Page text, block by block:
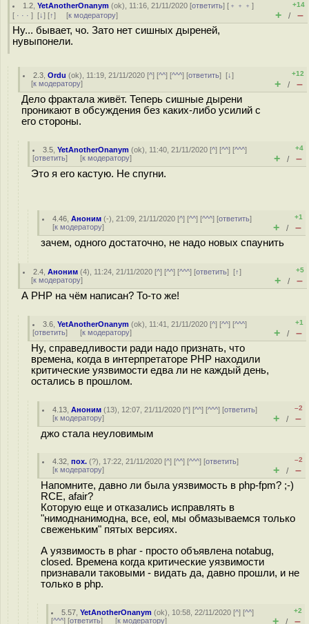
1.2 ,YetAnotherOnanym (ok), 11:16, 21/11/2020 [ответить] [ ﹢﹢﹢]
[ · · · ] [↓] [↑] [к модератору]
+14
+ / –
Ну... бывает, чо. Зато нет сишных дыреней,
нувыпонели.
2.3 ,Ordu (ok), 11:19, 21/11/2020 [^] [^^] [^^^] [ответить][↓]
[к модератору]
+12
+ / –
Дело фрактала живёт. Теперь сишные дырени
проникают в обсуждения без каких-либо усилий с
его стороны.
3.5 ,YetAnotherOnanym (ok), 11:40, 21/11/2020 [^] [^^] [^^^]
[ответить] [к модератору]
+4
+ / –
Это я его кастую. Не спугни.
4.46 ,Аноним (-), 21:09, 21/11/2020 [^] [^^] [^^^] [ответить]
[к модератору]
+1
+ / –
зачем, одного достаточно, не надо новых спаунить
2.4 ,Аноним (4), 11:24, 21/11/2020 [^] [^^] [^^^] [ответить][↑]
[к модератору]
+5
+ / –
А PHP на чём написан? То-то же!
3.6 ,YetAnotherOnanym (ok), 11:41, 21/11/2020 [^] [^^] [^^^]
[ответить] [к модератору]
+1
+ / –
Ну, справедливости ради надо признать, что
времена, когда в интерпретаторе PHP находили
критические уязвимости едва ли не каждый день,
остались в прошлом.
4.13 ,Аноним (13), 12:07, 21/11/2020 [^] [^^] [^^^] [ответить]
[к модератору]
–2
+ / –
джо стала неуловимым
4.32 ,пох. (?), 17:22, 21/11/2020 [^] [^^] [^^^] [ответить]
[к модератору]
–2
+ / –
Напомните, давно ли была уязвимость в php-fpm? ;-)
RCE, afair?
Которую еще и отказались исправлять в
"нимоднанимодна, все, eol, мы обмазываемся только
свеженьким" пятых версиях.
А уязвимость в phar - просто объявлена notabug,
closed. Времена когда критические уязвимости
признавали таковыми - видать да, давно прошли, и не
только в php.
5.57 ,YetAnotherOnanym (ok), 10:58, 22/11/2020 [^] [^^]
[^^^] [ответить] [к модератору]
+2
+ / –